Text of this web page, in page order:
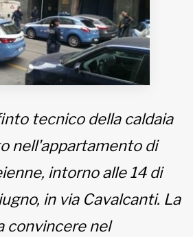
angolo C.
(Italia)
tecnico della caldaia
nell'appartamento di
intorno alle 14 di
in via Cavalcanti. La
convincere nel